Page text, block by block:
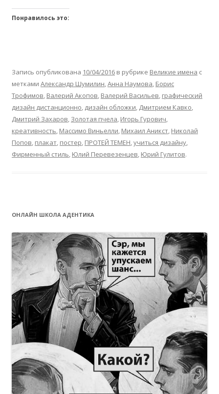
Понравилось это:
Запись опубликована 10/04/2016 в рубрике Великие имена с
метками Александр Шумилин Анна Наумова Борис
Трофимов Валерий Акопов Валерий Васильев графический
дизайн дистанционно дизайн обложки Дмитрием Кавко
Дмитрий Захаров Золотая пчела Игорь Гурович
креативность Массимо Виньелли Михаил Аникст Николай
Попов плакат постер ПРОТЕЙ ТЕМЕН учиться дизайну
Фирменный стиль Юлий Перевезенцев Юрий Гулитов.
ОНЛАЙН ШКОЛА АДЕНТИКА